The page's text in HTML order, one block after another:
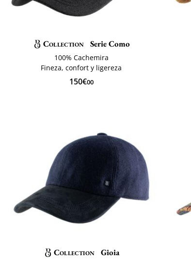
Collection Serie Como
100% Cachemira
Fineza, confort y ligereza
150€00
Collection Gioia